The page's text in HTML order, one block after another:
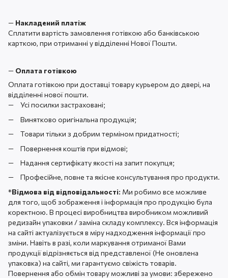
— Накладений платіж
Сплатити вартість замовлення готівкою або банківською
карткою, при отриманні у відділенні Нової Пошти.
— Оплата готівкою
Оплата готівкою при доставці товару курьером до двері, на
відділенні нової пошти.
Усі посилки застраховані;
Винятково оригінальна продукція;
Товари тільки з добрим терміном придатності;
Повернення коштів при відмові;
Надання сертифікату якості на запит покупця;
Професійне, повне та якісне консультування про продукти.
*Відмова від відповідальності: Ми робимо все можливе
для того, щоб зображення і інформація про продукцію була
коректною. В процесі виробництва виробником можливий
редизайн упаковки / заміна складу комплексу. Вся інформація
на сайті актуалізується в міру надходження інформації про
зміни. Навіть в разі, коли маркування отриманої Вами
продукції відрізняється від представленої (Не оновлена ​​
упаковка) на сайті, ми гарантуємо свіжість товарів.
Повернення або обмін товару можливі за умови: збережено